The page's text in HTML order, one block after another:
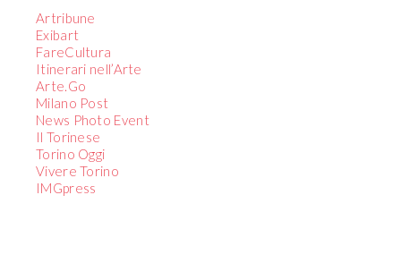
Artribune
Exibart
FareCultura
Itinerari nell’Arte
Arte.Go
Milano Post
News Photo Event
Il Torinese
Torino Oggi
Vivere Torino
IMGpress